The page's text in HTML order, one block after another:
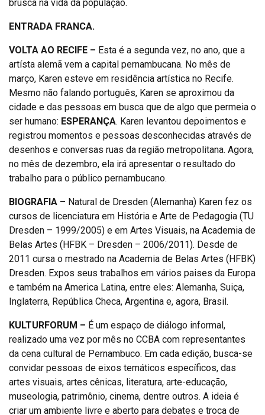
brusca na vida da população.
ENTRADA FRANCA.
VOLTA AO RECIFE – Esta é a segunda vez, no ano, que a
artísta alemã vem a capital pernambucana. No mês de
março, Karen esteve em residência artística no Recife.
Mesmo não falando português, Karen se aproximou da
cidade e das pessoas em busca que de algo que permeia o
ser humano: ESPERANÇA. Karen levantou depoimentos e
registrou momentos e pessoas desconhecidas através de
desenhos e conversas ruas da região metropolitana. Agora,
no mês de dezembro, ela irá apresentar o resultado do
trabalho para o público pernambucano.
BIOGRAFIA – Natural de Dresden (Alemanha) Karen fez os
cursos de licenciatura em História e Arte de Pedagogia (TU
Dresden – 1999/2005) e em Artes Visuais, na Academia de
Belas Artes (HFBK – Dresden – 2006/2011). Desde de
2011 cursa o mestrado na Academia de Belas Artes (HFBK)
Dresden. Expos seus trabalhos em vários paises da Europa
e também na America Latina, entre eles: Alemanha, Suiça,
Inglaterra, República Checa, Argentina e, agora, Brasil.
KULTURFORUM – É um espaço de diálogo informal,
realizado uma vez por mês no CCBA com representantes
da cena cultural de Pernambuco. Em cada edição, busca-se
convidar pessoas de eixos temáticos específicos, das
artes visuais, artes cênicas, literatura, arte-educação,
museologia, patrimônio, cinema, dentre outros. A ideia é
criar um ambiente livre e aberto para debates e troca de